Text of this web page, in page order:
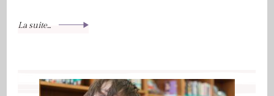
La suite...